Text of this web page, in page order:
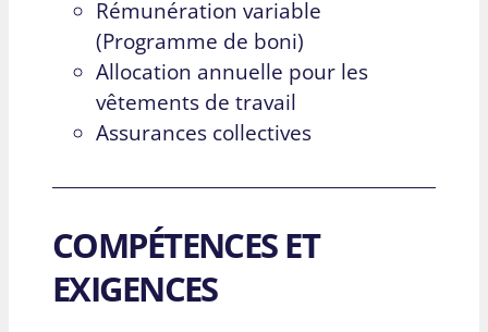
Rémunération variable
(Programme de boni)
Allocation annuelle pour les
vêtements de travail
Assurances collectives
COMPÉTENCES ET
EXIGENCES